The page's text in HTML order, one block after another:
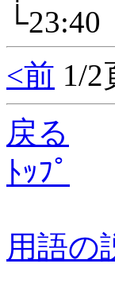
<前 1/2
戻る
ﾄｯﾌﾟ
用語の